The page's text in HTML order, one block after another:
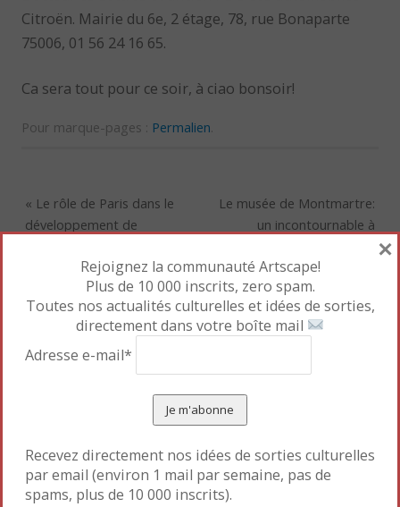
Citroën. Mairie du 6e, 2 étage, 78, rue Bonaparte
75006, 01 56 24 16 65.
Ca sera tout pour ce soir, à ciao bonsoir!
Pour marque-pages : Permalien
« Le rôle de Paris dans le
développement de
Le musée de Montmartre:
un incontournable à
Laisser un commentaire
Votre adresse e-mail ne sera pas publiée.
obligatoires sont indiqués avec*
Rejoignez la communauté Artscape!
Plus de 10 000 inscrits, zero spam.
Toutes nos actualités culturelles et idées de sorties,
directement dans votre boîte mail
Adresse e-mail*
Recevez directement nos idées de sorties culturelles
par email (environ 1 mail par semaine, pas de
spams, plus de 10 000 inscrits).
×